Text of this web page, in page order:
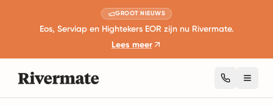
GROOT NIEUWS
Eos, Serviap en Hightekers EOR zijn nu Rivermate.
Lees meer